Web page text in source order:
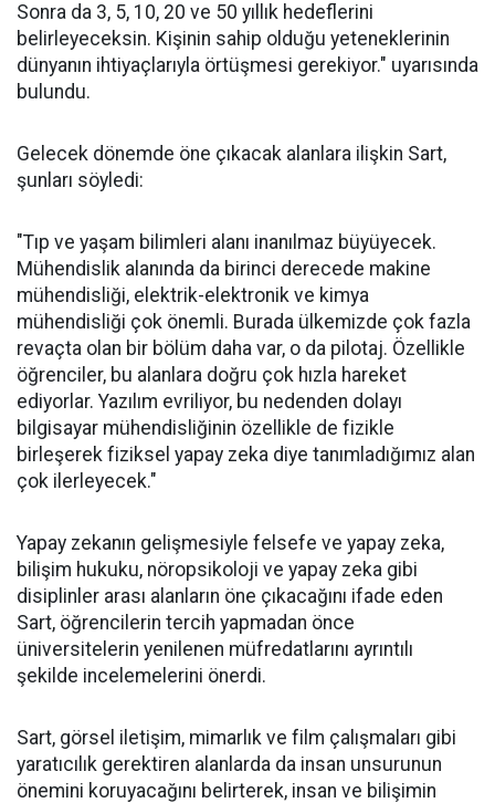
Sonra da 3, 5, 10, 20 ve 50 yıllık hedeflerini
belirleyeceksin. Kişinin sahip olduğu yeteneklerinin
dünyanın ihtiyaçlarıyla örtüşmesi gerekiyor." uyarısında
bulundu.
Gelecek dönemde öne çıkacak alanlara ilişkin Sart,
şunları söyledi:
"Tıp ve yaşam bilimleri alanı inanılmaz büyüyecek.
Mühendislik alanında da birinci derecede makine
mühendisliği, elektrik-elektronik ve kimya
mühendisliği çok önemli. Burada ülkemizde çok fazla
revaçta olan bir bölüm daha var, o da pilotaj. Özellikle
öğrenciler, bu alanlara doğru çok hızla hareket
ediyorlar. Yazılım evriliyor, bu nedenden dolayı
bilgisayar mühendisliğinin özellikle de fizikle
birleşerek fiziksel yapay zeka diye tanımladığımız alan
çok ilerleyecek."
Yapay zekanın gelişmesiyle felsefe ve yapay zeka,
bilişim hukuku, nöropsikoloji ve yapay zeka gibi
disiplinler arası alanların öne çıkacağını ifade eden
Sart, öğrencilerin tercih yapmadan önce
üniversitelerin yenilenen müfredatlarını ayrıntılı
şekilde incelemelerini önerdi.
Sart, görsel iletişim, mimarlık ve film çalışmaları gibi
yaratıcılık gerektiren alanlarda da insan unsurunun
önemini koruyacağını belirterek, insan ve bilişimin